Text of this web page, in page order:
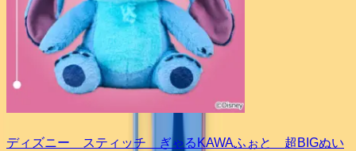
ディズニー スティッチ ぎゃるKAWAふぉと 超BIGぬい